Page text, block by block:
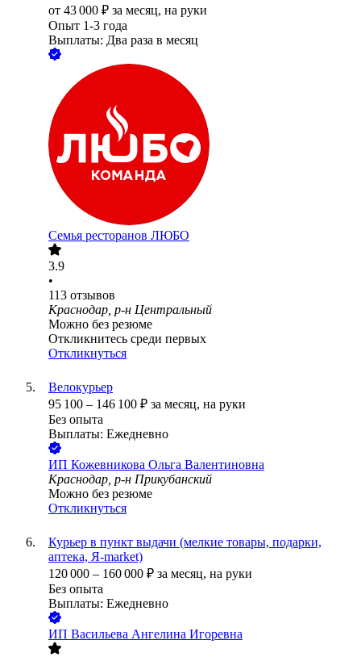
от 43 000 ₽ за месяц, на руки
Опыт 1-3 года
Выплаты: Два раза в месяц
Семья ресторанов ЛЮБО
3.9
•
113 отзывов
Краснодар, р-н Центральный
Можно без резюме
Откликнитесь среди первых
Откликнуться
Велокурьер
95 100 – 146 100 ₽ за месяц, на руки
Без опыта
Выплаты: Ежедневно
ИП Кожевникова Ольга Валентиновна
Краснодар, р-н Прикубанский
Можно без резюме
Откликнуться
Курьер в пункт выдачи (мелкие товары, подарки,
аптека, Я-market)
120 000 – 160 000 ₽ за месяц, на руки
Без опыта
Выплаты: Ежедневно
ИП Васильева Ангелина Игоревна